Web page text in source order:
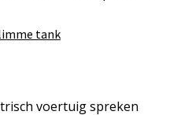
tank
voertuig spreken